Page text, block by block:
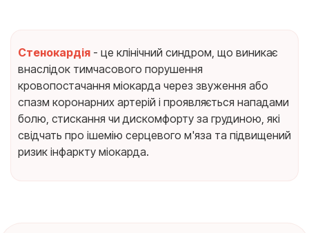
Стенокардія - це клінічний синдром, що виникає
внаслідок тимчасового порушення
кровопостачання міокарда через звуження або
спазм коронарних артерій і проявляється нападами
болю, стискання чи дискомфорту за грудиною, які
свідчать про ішемію серцевого м'яза та підвищений
ризик інфаркту міокарда.